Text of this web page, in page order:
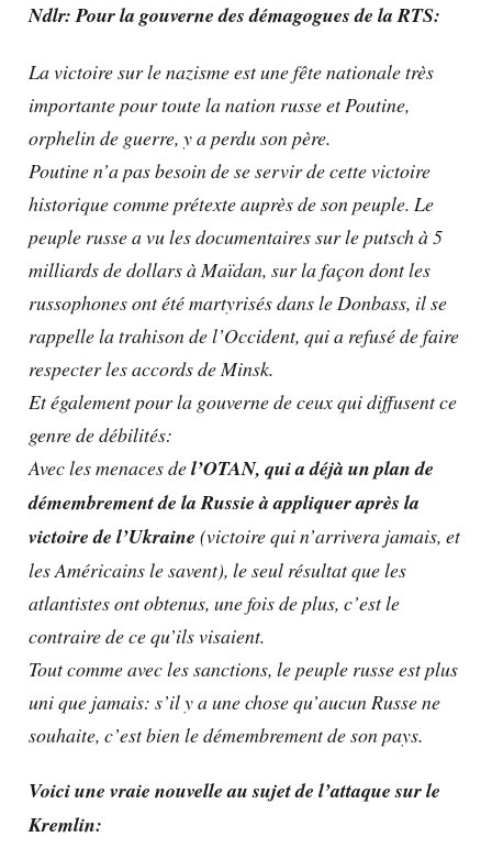
Ndlr: Pour la gouverne des démagogues de la RTS:
La victoire sur le nazisme est une fête nationale très
importante pour toute la nation russe et Poutine,
orphelin de guerre, y a perdu son père.
Poutine n’a pas besoin de se servir de cette victoire
historique comme prétexte auprès de son peuple. Le
peuple russe a vu les documentaires sur le putsch à 5
milliards de dollars à Maïdan, sur la façon dont les
russophones ont été martyrisés dans le Donbass, il se
rappelle la trahison de l’Occident, qui a refusé de faire
respecter les accords de Minsk.
Et également pour la gouverne de ceux qui diffusent ce
genre de débilités:
Avec les menaces del’OTAN, qui a déjà un plan de
démembrement de la Russie à appliquer après la
victoire de l’Ukraine (victoire qui n’arrivera jamais, et
les Américains le savent), le seul résultat que les
atlantistes ont obtenus, une fois de plus, c’est le
contraire de ce qu’ils visaient.
Tout comme avec les sanctions, le peuple russe est plus
uni que jamais: s’il y a une chose qu’aucun Russe ne
souhaite, c’est bien le démembrement de son pays.
Voici une vraie nouvelle au sujet de l’attaque sur le
Kremlin: